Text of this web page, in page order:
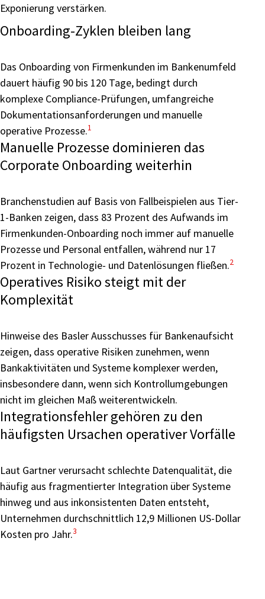
Exponierung verstärken.
Onboarding-Zyklen bleiben lang
Das Onboarding von Firmenkunden im Bankenumfeld
dauert häufig 90 bis 120 Tage, bedingt durch
komplexe Compliance-Prüfungen, umfangreiche
Dokumentationsanforderungen und manuelle
operative Prozesse.1
Manuelle Prozesse dominieren das
Corporate Onboarding weiterhin
Branchenstudien auf Basis von Fallbeispielen aus Tier-
1-Banken zeigen, dass 83 Prozent des Aufwands im
Firmenkunden-Onboarding noch immer auf manuelle
Prozesse und Personal entfallen, während nur 17
Prozent in Technologie- und Datenlösungen fließen.2
Operatives Risiko steigt mit der
Komplexität
Hinweise des Basler Ausschusses für Bankenaufsicht
zeigen, dass operative Risiken zunehmen, wenn
Bankaktivitäten und Systeme komplexer werden,
insbesondere dann, wenn sich Kontrollumgebungen
nicht im gleichen Maß weiterentwickeln.
Integrationsfehler gehören zu den
häufigsten Ursachen operativer Vorfälle
Laut Gartner verursacht schlechte Datenqualität, die
häufig aus fragmentierter Integration über Systeme
hinweg und aus inkonsistenten Daten entsteht,
Unternehmen durchschnittlich 12,9 Millionen US-Dollar
Kosten pro Jahr.3